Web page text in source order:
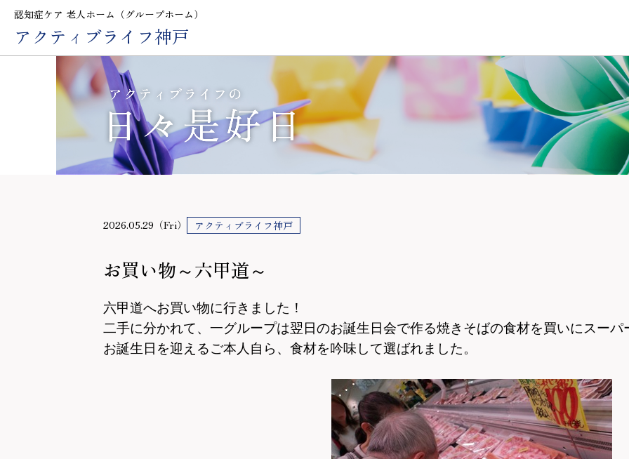
認知症ケア 老人ホーム（グループホーム）
アクティブライフ神戸
2026.05.29（Fri） アクティブライフ神戸
お買い物～六甲道～
六甲道へお買い物に行きました！
二手に分かれて、一グループは翌日のお誕生日会で作る焼きそばの食材を買いにスーパ
お誕生日を迎えるご本人自ら、食材を吟味して選ばれました。